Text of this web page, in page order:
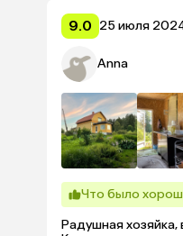
9.0 25 июля
Anna
Что было
Радушная хозяйка,